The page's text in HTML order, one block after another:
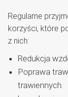
Regularne
korzyści, które
z nich:
Redukcja
Poprawa
trawiennych.